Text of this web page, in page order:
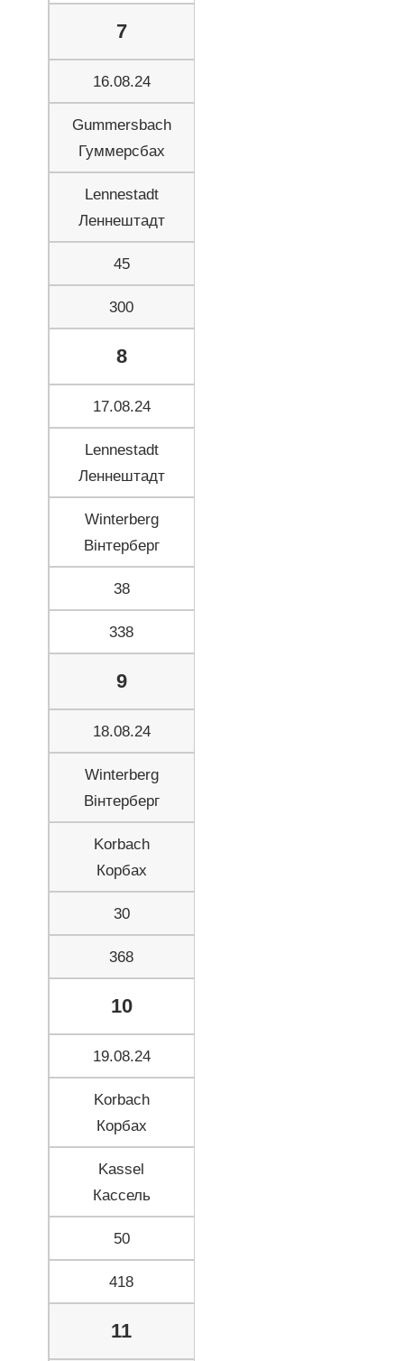
7
16.08.24
Gummersbach
Гуммерсбах
Lennestadt
Леннештадт
45
300
8
17.08.24
Lennestadt
Леннештадт
Winterberg
Вінтерберг
38
338
9
18.08.24
Winterberg
Вінтерберг
Korbach
Корбах
30
368
10
19.08.24
Korbach
Корбах
Kassel
Кассель
50
418
11